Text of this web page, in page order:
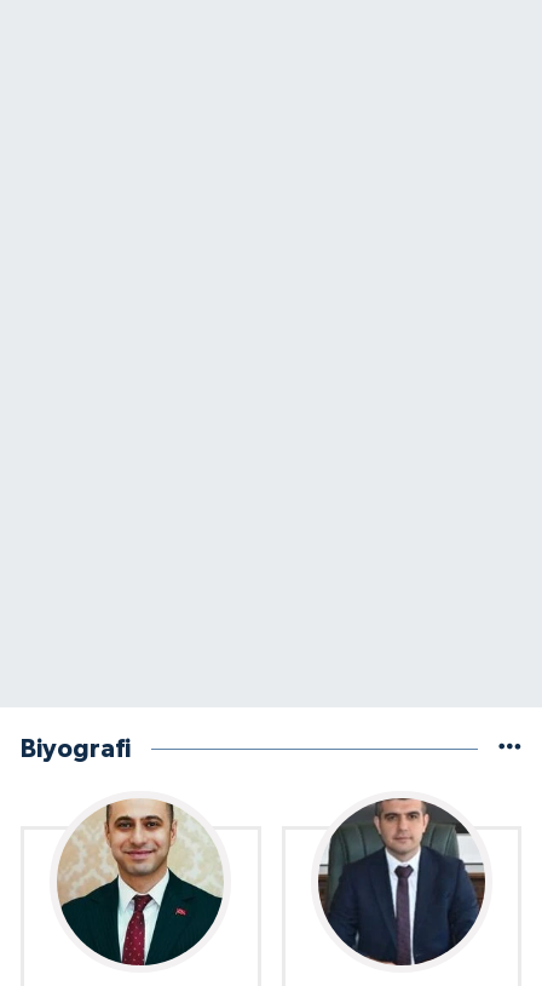
Biyografi